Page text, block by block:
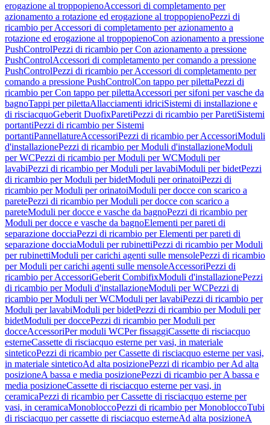
erogazione al troppopienoAccessori di completamento per
azionamento a rotazione ed erogazione al troppopienoPezzi di
ricambio per Accessori di completamento per azionamento a
rotazione ed erogazione al troppopienoCon azionamento a pressione
PushControlPezzi di ricambio per Con azionamento a pressione
PushControlAccessori di completamento per comando a pressione
PushControlPezzi di ricambio per Accessori di completamento per
comando a pressione PushControlCon tappo per pilettaPezzi di
ricambio per Con tappo per pilettaAccessori per sifoni per vasche da
bagnoTappi per pilettaAllacciamenti idriciSistemi di installazione e
di risciacquoGeberit DuofixParetiPezzi di ricambio per ParetiSistemi
portantiPezzi di ricambio per Sistemi
portantiPannellatureAccessoriPezzi di ricambio per AccessoriModuli
d'installazionePezzi di ricambio per Moduli d'installazioneModuli
per WCPezzi di ricambio per Moduli per WCModuli per
lavabiPezzi di ricambio per Moduli per lavabiModuli per bidetPezzi
di ricambio per Moduli per bidetModuli per orinatoiPezzi di
ricambio per Moduli per orinatoiModuli per docce con scarico a
paretePezzi di ricambio per Moduli per docce con scarico a
pareteModuli per docce e vasche da bagnoPezzi di ricambio per
Moduli per docce e vasche da bagnoElementi per pareti di
separazione docciaPezzi di ricambio per Elementi per pareti di
separazione docciaModuli per rubinettiPezzi di ricambio per Moduli
per rubinettiModuli per carichi agenti sulle mensolePezzi di ricambio
per Moduli per carichi agenti sulle mensoleAccessoriPezzi di
ricambio per AccessoriGeberit CombifixModuli d'installazionePezzi
di ricambio per Moduli d'installazioneModuli per WCPezzi di
ricambio per Moduli per WCModuli per lavabiPezzi di ricambio per
Moduli per lavabiModuli per bidetPezzi di ricambio per Moduli per
bidetModuli per doccePezzi di ricambio per Moduli per
docceAccessoriPer moduli WCPer fissaggiCassette di risciacquo
esterneCassette di risciacquo esterne per vasi, in materiale
sinteticoPezzi di ricambio per Cassette di risciacquo esterne per vasi,
in materiale sinteticoAd alta posizionePezzi di ricambio per Ad alta
posizioneA bassa e media posizionePezzi di ricambio per A bassa e
media posizioneCassette di risciacquo esterne per vasi, in
ceramicaPezzi di ricambio per Cassette di risciacquo esterne per
vasi, in ceramicaMonobloccoPezzi di ricambio per MonobloccoTubi
di risciacquo per cassette di risciacquo esterneAd alta posizioneA